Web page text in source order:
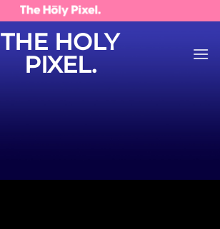
THE HOLY
PIXEL.